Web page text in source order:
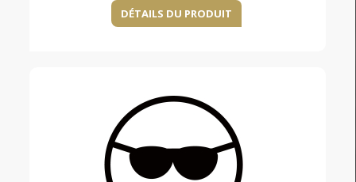
DÉTAILS DU PRODUIT